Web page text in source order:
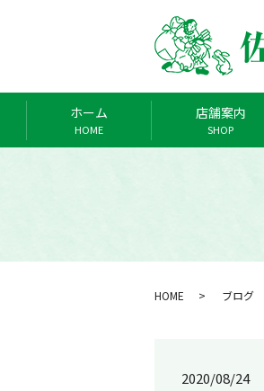
ホーム
HOME
店舗案内
SHOP
HOME ブログ
2020/08/24